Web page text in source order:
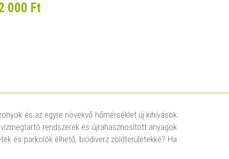
000 Ft
és az egyre növekvő hőmérséklet új kihívások
rendszerek és újrahasznosított anyagok
és parkolók élhető, biodiverz zöldterületekké? Ha